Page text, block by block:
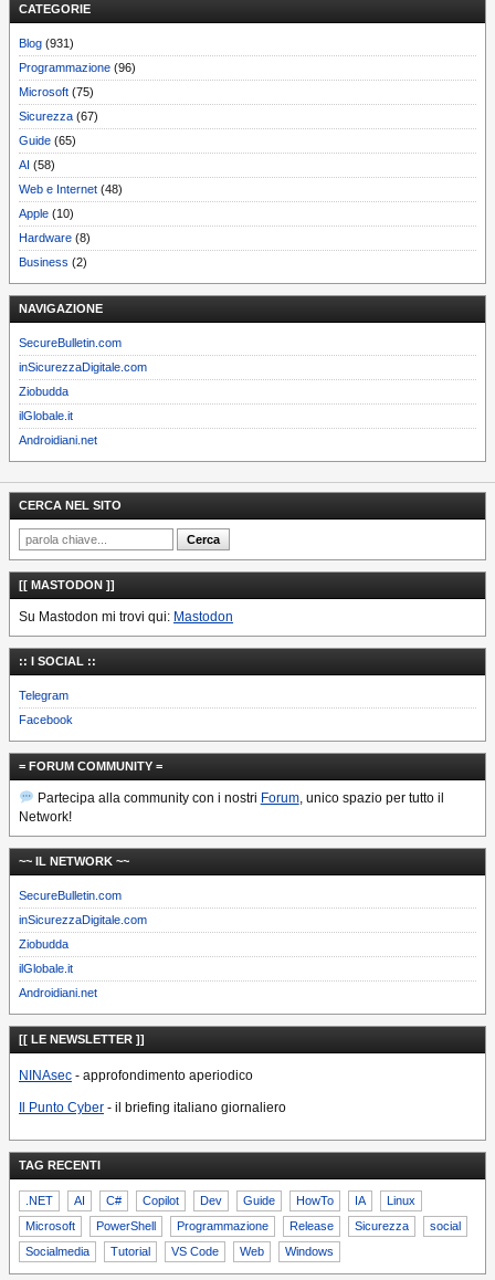
CATEGORIE
Blog (931)
Programmazione (96)
Microsoft (75)
Sicurezza (67)
Guide (65)
AI (58)
Web e Internet (48)
Apple (10)
Hardware (8)
Business (2)
NAVIGAZIONE
SecureBulletin.com
inSicurezzaDigitale.com
Ziobudda
ilGlobale.it
Androidiani.net
CERCA NEL SITO
[[ MASTODON ]]
Su Mastodon mi trovi qui: Mastodon
:: I SOCIAL ::
Telegram
Facebook
= FORUM COMMUNITY =
Partecipa alla community con i nostri Forum, unico spazio per tutto il
Network!
~~ IL NETWORK ~~
SecureBulletin.com
inSicurezzaDigitale.com
Ziobudda
ilGlobale.it
Androidiani.net
[[ LE NEWSLETTER ]]
NINAsec - approfondimento aperiodico
Il Punto Cyber - il briefing italiano giornaliero
TAG RECENTI
.NET AI C# Copilot Dev Guide HowTo IA
Linux
Microsoft
PowerShell Programmazione Release Sicurezza
social
Socialmedia
Tutorial VS Code Web Windows